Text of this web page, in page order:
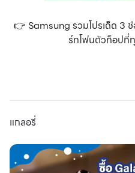
👉 Samsung รวมโปรเด็ด 3
ร์ทโฟนตัวท็อปที่
แกลอรี่